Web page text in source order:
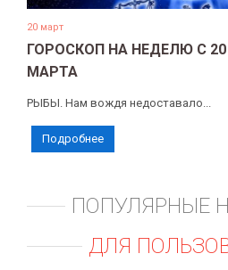
20 март
ГОРОСКОП НА НЕДЕЛЮ С
МАРТА
РЫБЫ. Нам вождя недоставало...
Подробнее
ПОПУЛЯРНЫЕ
ДЛЯ